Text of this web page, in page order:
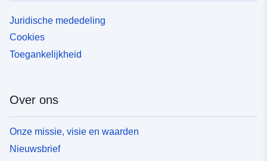
Juridische mededeling
Cookies
Toegankelijkheid
Over ons
Onze missie, visie en waarden
Nieuwsbrief